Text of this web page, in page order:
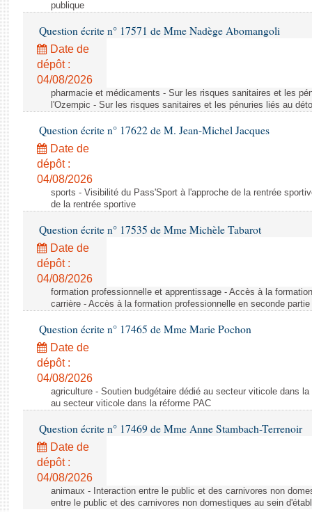
publique
Question écrite n° 17571 de Mme Nadège Abomangoli
Date de
dépôt :
04/08/2026
pharmacie et médicaments - Sur les risques sanitaires et les
l'Ozempic - Sur les risques sanitaires et les pénuries liés au
Question écrite n° 17622 de M. Jean-Michel Jacques
Date de
dépôt :
04/08/2026
sports - Visibilité du Pass'Sport à l'approche de la rentrée
de la rentrée sportive
Question écrite n° 17535 de Mme Michèle Tabarot
Date de
dépôt :
04/08/2026
formation professionnelle et apprentissage - Accès à la
carrière - Accès à la formation professionnelle en seconde partie
Question écrite n° 17465 de Mme Marie Pochon
Date de
dépôt :
04/08/2026
agriculture - Soutien budgétaire dédié au secteur viticole dans
au secteur viticole dans la réforme PAC
Question écrite n° 17469 de Mme Anne Stambach-Terrenoir
Date de
dépôt :
04/08/2026
animaux - Interaction entre le public et des carnivores non
entre le public et des carnivores non domestiques au sein